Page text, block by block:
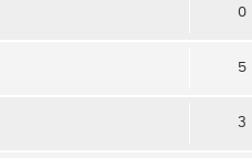
0
5
3